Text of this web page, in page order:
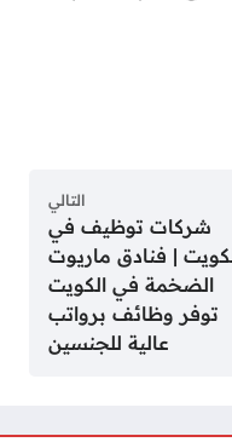
التالي
شركات توظيف في
| فنادق ماريوت
الضخمة في الكويت
توفر وظائف برواتب
عالية للجنسين